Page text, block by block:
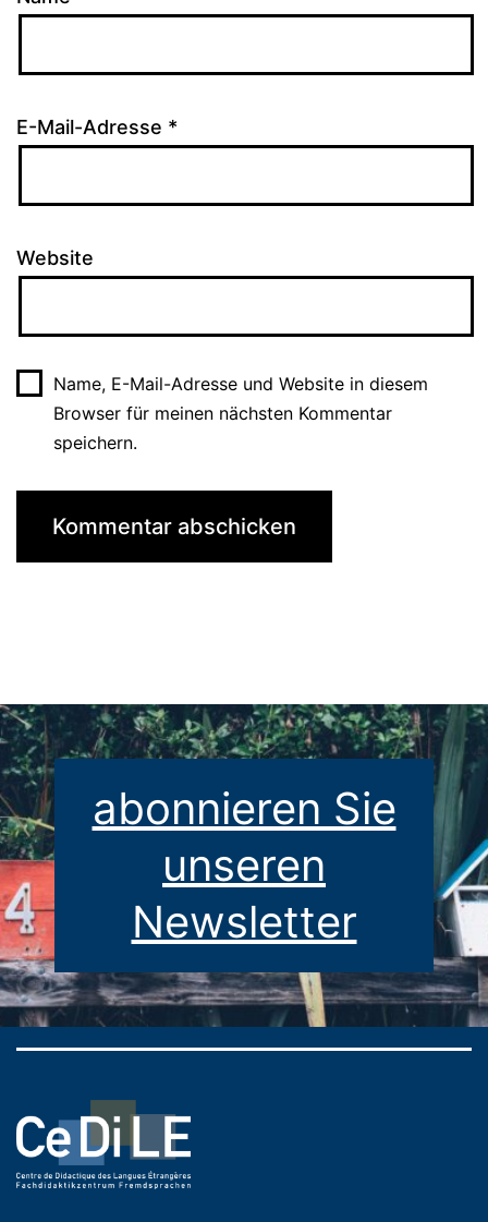
E-Mail-Adresse *
Website
Name, E-Mail-Adresse und Website in diesem
Browser für meinen nächsten Kommentar
speichern.
abonnieren Sie
unseren
Newsletter